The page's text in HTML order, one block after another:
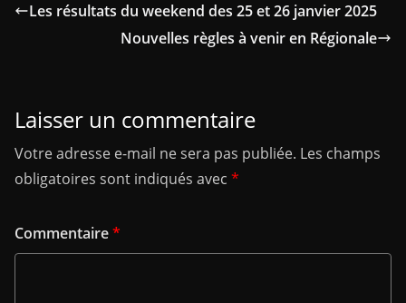
Les résultats du weekend des 25 et 26 janvier 2025
Nouvelles règles à venir en Régionale
Laisser un commentaire
Votre adresse e-mail ne sera pas publiée. Les champs
obligatoires sont indiqués avec *
Commentaire*